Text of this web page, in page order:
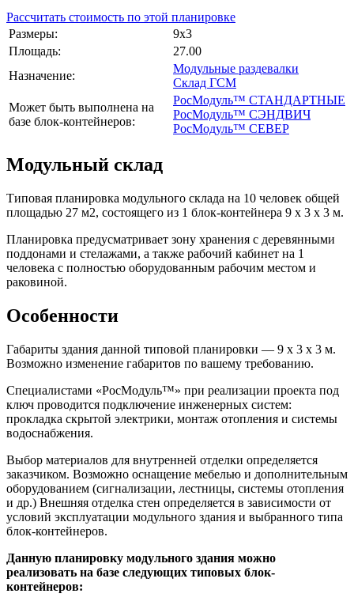
Рассчитать стоимость по этой планировке
Размеры:
9х3
Площадь:
27.00
Назначение:
Модульные раздевалки
Склад ГСМ
Может быть выполнена на
базе блок-контейнеров:
РосМодуль™ СТАНДАРТНЫЕ
РосМодуль™ СЭНДВИЧ
РосМодуль™ СЕВЕР
Модульный склад
Типовая планировка модульного склада на 10 человек общей
площадью 27 м2, состоящего из 1 блок-контейнера 9 х 3 х 3 м.
Планировка предусматривает зону хранения с деревянными
поддонами и стелажами, а также рабочий кабинет на 1
человека с полностью оборудованным рабочим местом и
раковиной.
Особенности
Габариты здания данной типовой планировки — 9 х 3 х 3 м.
Возможно изменение габаритов по вашему требованию.
Специалистами «РосМодуль™» при реализации проекта под
ключ проводится подключение инженерных систем:
прокладка скрытой электрики, монтаж отопления и системы
водоснабжения.
Выбор материалов для внутренней отделки определяется
заказчиком. Возможно оснащение мебелью и дополнительным
оборудованием (сигнализации, лестницы, системы отопления
и др.) Внешняя отделка стен определяется в зависимости от
условий эксплуатации модульного здания и выбранного типа
блок-контейнеров.
Данную планировку модульного здания можно
реализовать на базе следующих типовых блок-
контейнеров: